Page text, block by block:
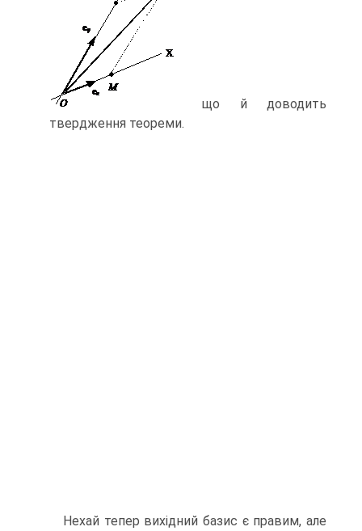
що й доводить
твердження теореми.
Нехай тепер вихідний базис є правим, але